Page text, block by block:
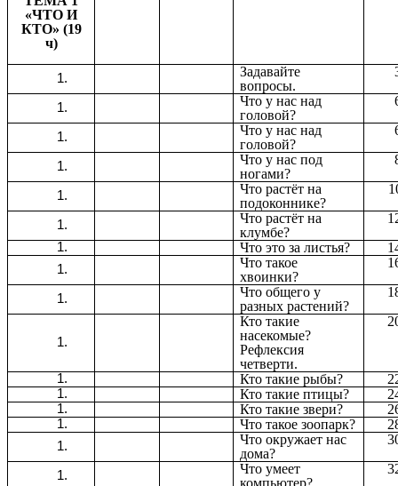
«ЧТО И
КТО» (19
ч)
Задавайте
вопросы.
Что у нас над
головой?
Что у нас над
головой?
Что у нас под
ногами?
Что растёт на
подоконнике?
Что растёт на
клумбе?
Что это за листья?
Что такое
хвоинки?
Что общего у
разных растений?
Кто такие
насекомые?
Рефлексия
четверти.
Кто такие рыбы?
Кто такие птицы?
Кто такие звери?
Что такое зоопарк?
Что окружает нас
дома?
Что умеет
компьютер?